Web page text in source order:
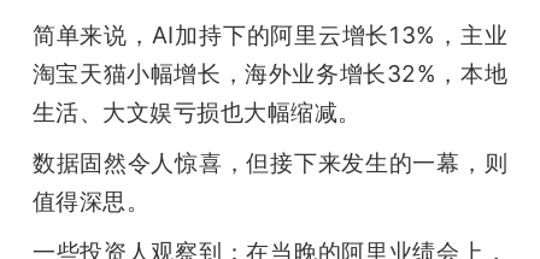
课
动
简单来说，AI加持下的阿里云增长13%，主业
淘宝天猫小幅增长，海外业务增长32%，本地
生活、大文娱亏损也大幅缩减。
数据固然令人惊喜，但接下来发生的一幕，则
值得深思。
一些投资人观察到：在当晚的阿里业绩会上，